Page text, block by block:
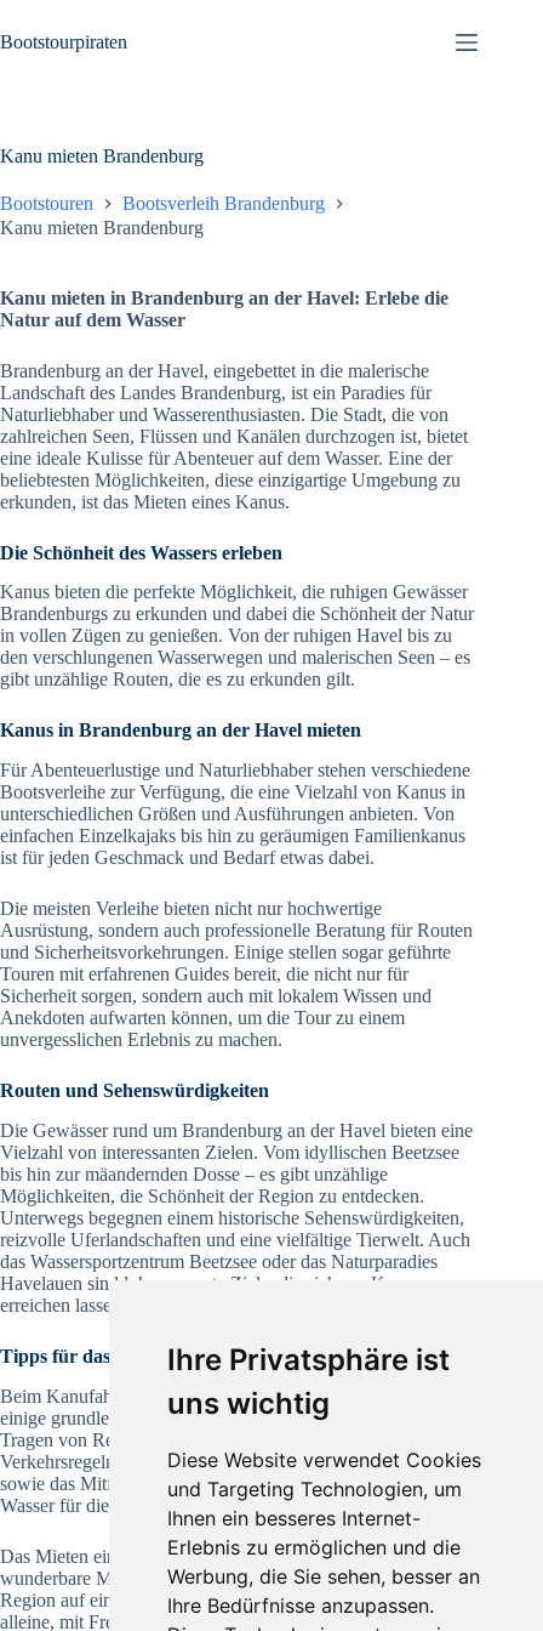
Ihre Privatsphäre ist
uns wichtig
Diese Website verwendet Cookies
und Targeting Technologien, um
Ihnen ein besseres Internet-
Erlebnis zu ermöglichen und die
Werbung, die Sie sehen, besser an
Ihre Bedürfnisse anzupassen.
Inhalt
springen
Bootstourpiraten
Kanu mieten Brandenburg
Bootstouren
Bootsverleih Brandenburg
Kanu mieten Brandenburg
Kanu mieten in Brandenburg an der Havel: Erlebe die
Natur auf dem Wasser
Brandenburg an der Havel, eingebettet in die malerische
Landschaft des Landes Brandenburg, ist ein Paradies für
Naturliebhaber und Wasserenthusiasten. Die Stadt, die von
zahlreichen Seen, Flüssen und Kanälen durchzogen ist, bietet
eine ideale Kulisse für Abenteuer auf dem Wasser. Eine der
beliebtesten Möglichkeiten, diese einzigartige Umgebung zu
erkunden, ist das Mieten eines Kanus.
Die Schönheit des Wassers erleben
Kanus bieten die perfekte Möglichkeit, die ruhigen Gewässer
Brandenburgs zu erkunden und dabei die Schönheit der Natur
in vollen Zügen zu genießen. Von der ruhigen Havel bis zu
den verschlungenen Wasserwegen und malerischen Seen – es
gibt unzählige Routen, die es zu erkunden gilt.
Kanus in Brandenburg an der Havel mieten
Für Abenteuerlustige und Naturliebhaber stehen verschiedene
Bootsverleihe zur Verfügung, die eine Vielzahl von Kanus in
unterschiedlichen Größen und Ausführungen anbieten. Von
einfachen Einzelkajaks bis hin zu geräumigen Familienkanus
ist für jeden Geschmack und Bedarf etwas dabei.
Die meisten Verleihe bieten nicht nur hochwertige
Ausrüstung, sondern auch professionelle Beratung für Routen
und Sicherheitsvorkehrungen. Einige stellen sogar geführte
Touren mit erfahrenen Guides bereit, die nicht nur für
Sicherheit sorgen, sondern auch mit lokalem Wissen und
Anekdoten aufwarten können, um die Tour zu einem
unvergesslichen Erlebnis zu machen.
Routen und Sehenswürdigkeiten
Die Gewässer rund um Brandenburg an der Havel bieten eine
Vielzahl von interessanten Zielen. Vom idyllischen Beetzsee
bis hin zur mäandernden Dosse – es gibt unzählige
Möglichkeiten, die Schönheit der Region zu entdecken.
Unterwegs begegnen einem historische Sehenswürdigkeiten,
reizvolle Uferlandschaften und eine vielfältige Tierwelt. Auch
das Wassersportzentrum Beetzsee oder das Naturparadies
Havelauen sind lohnenswerte Ziele, die sich per Kanu
erreichen lassen.
Tipps für das Kanufahren
Beim Kanufahren in Brandenburg an der Havel ist es wichtig,
einige grundlegende Tipps zu beachten. Dazu zählen das
Tragen von Rettungswesten, die Beachtung der
Verkehrsregeln auf dem Wasser, der Respekt vor der Natur
sowie das Mitführen von ausreichend Verpflegung und
Wasser für die Tour.
Das Mieten eines Kanus in Brandenburg an der Havel ist eine
wunderbare Möglichkeit, die atemberaubende Natur dieser
Region auf eine einzigartige Weise zu erleben. Egal, ob
alleine, mit Freunden oder der Familie – das ruhige